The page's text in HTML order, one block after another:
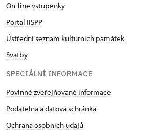
On-line vstupenky
Portál IISPP
Ústřední seznam kulturních památek
Svatby
SPECIÁLNÍ INFORMACE
Povinně zveřejňované informace
Podatelna a datová schránka
Ochrana osobních údajů